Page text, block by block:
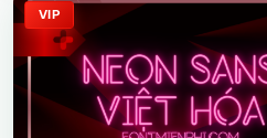
VIP